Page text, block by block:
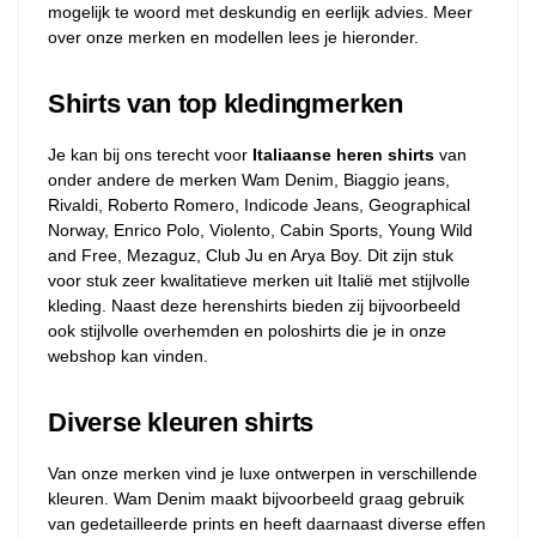
mogelijk te woord met deskundig en eerlijk advies. Meer
over onze merken en modellen lees je hieronder.
Shirts van top kledingmerken
Je kan bij ons terecht voor Italiaanse heren shirts van
onder andere de merken Wam Denim, Biaggio jeans,
Rivaldi, Roberto Romero, Indicode Jeans, Geographical
Norway, Enrico Polo, Violento, Cabin Sports, Young Wild
and Free, Mezaguz, Club Ju en Arya Boy. Dit zijn stuk
voor stuk zeer kwalitatieve merken uit Italië met stijlvolle
kleding. Naast deze herenshirts bieden zij bijvoorbeeld
ook stijlvolle overhemden en poloshirts die je in onze
webshop kan vinden.
Diverse kleuren shirts
Van onze merken vind je luxe ontwerpen in verschillende
kleuren. Wam Denim maakt bijvoorbeeld graag gebruik
van gedetailleerde prints en heeft daarnaast diverse effen